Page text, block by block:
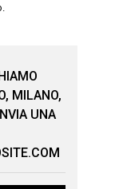
MILANO,
UNA